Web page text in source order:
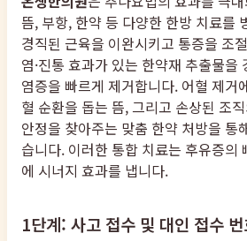
뜸, 부항, 한약 등 다양한 한방 치료를
경직된 근육을 이완시키고 통증을 조
염·진통 효과가 있는 한약재 추출물을
염증을 빠르게 제거합니다. 어혈 제거
혈 순환을 돕는 뜸, 그리고 손상된 조
안정을 찾아주는 맞춤 한약 처방을 통
습니다. 이러한 통합 치료는 후유증의
에 시너지 효과를 냅니다.
1단계: 사고 접수 및 대인 접수